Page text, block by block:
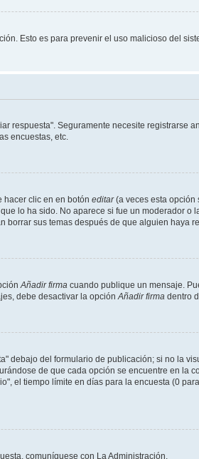
Esto es para prevenir el uso malicioso del
respuesta". Seguramente necesite registrarse
encuestas, etc.
hacer clic en en botón editar(a veces esta opción
lo ha sido. No aparece si fue un moderador o
sus temas después de que alguien haya
Añadir firma cuando publique un mensaje.
debe desactivar la opción Añadir firma dentro
debajo del formulario de publicación; si no la
de que cada opción se encuentre en la
el tiempo límite en días para la encuesta (0
comuníquese con La Administración.